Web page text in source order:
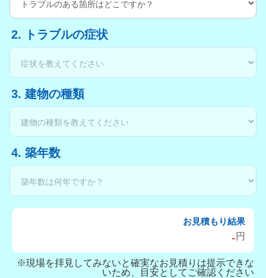
2. トラブルの症状
3. 建物の種類
4. 築年数
お見積もり結果
- 円
※現場を拝見してみないと確実なお見積りは提示できな
いため、目安としてご確認ください